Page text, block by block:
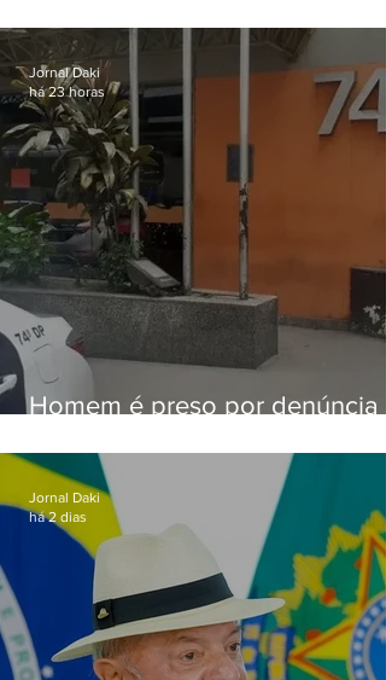
sexta-feira (07)
Homem é preso por denúncia
Alcântara
Jornal Daki
há 23 horas
Jornal Daki
há 2 dias